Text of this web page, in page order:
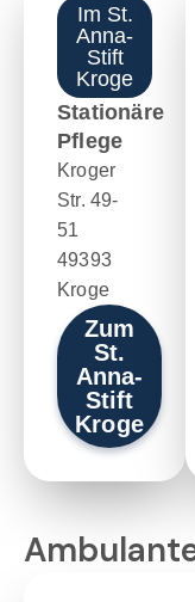
Im St.
Anna-
Stift
Kroge
Stationäre
Pflege
Kroger
Str. 49-
51
49393
Kroge
Zum
St.
Anna-
Stift
Kroge